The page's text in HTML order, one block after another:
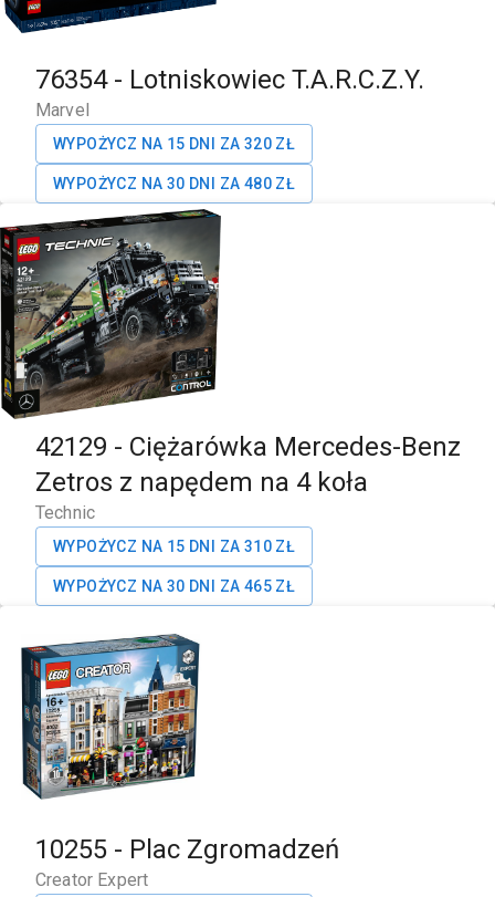
76354- Lotniskowiec T.A.R.C.Z.Y.
Marvel
WYPOŻYCZ NA 15 DNI ZA 320 ZŁ
WYPOŻYCZ NA 30 DNI ZA 480 ZŁ
42129 - Ciężarówka Mercedes-Benz
Zetros z napędem na 4 koła
Technic
WYPOŻYCZ NA 15 DNI ZA 310 ZŁ
WYPOŻYCZ NA 30 DNI ZA 465 ZŁ
10255 - Plac Zgromadzeń
Creator Expert